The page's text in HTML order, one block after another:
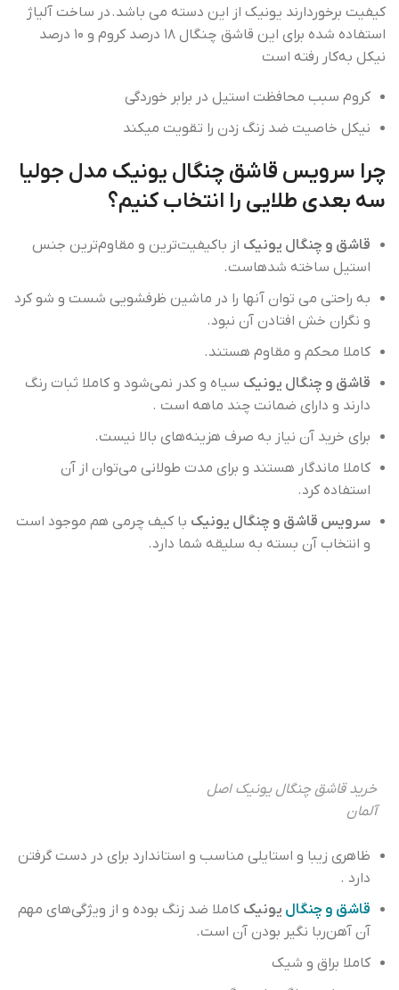
کیفیت برخوردارند یونیک از این دسته می باشد. در ساخت آلیاژ
استفاده شده برای این قاشق چنگال ۱۸ درصد کروم و ۱۰ درصد
نیکل به‌کار رفته است
کروم سبب محافظت استیل در برابر خوردگی
نیکل خاصیت ضد زنگ زدن را تقویت میکند
چرا سرویس قاشق چنگال یونیک مدل‌ جولیا
سه بعدی‌ طلایی را انتخاب کنیم؟
قاشق و چنگال یونیک از باکیفیت‌­ترین و مقاوم­‌ترین جنس
استیل ساخته شده­است.
به راحتی می توان آن­ها را در ماشین ظرف­شویی شست و شو کرد
و نگران خش افتادن آن نبود.
کاملا محکم و مقاوم هستند.
قاشق و چنگال یونیک سیاه و کدر نمی‌شود و کاملا ثبات رنگ
دارند و دارای ضمانت چند ماهه است .
برای خرید آن نیاز به صرف هزینه‌های بالا نیست.
کاملا ماندگار هستند و برای مدت طولانی می‌توان از آن
استفاده کرد.
سرویس قاشق و چنگال یونیک با کیف چرمی هم موجود است
و انتخاب آن بسته به سلیقه شما دارد.
خرید قاشق چنگال یونیک اصل
آلمان
ظاهری زیبا و استایلی مناسب و استاندارد برای در دست گرفتن
دارد .
قاشق و چنگال یونیک کاملا ضد زنگ بوده و از ویژگی‌های مهم
آن آهن‌ربا نگیر بودن آن است.
کاملا براق و شیک